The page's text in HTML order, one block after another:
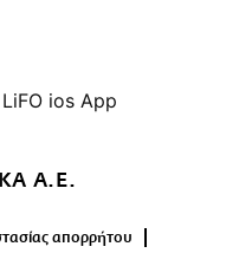
Α.Ε.
απορρήτου